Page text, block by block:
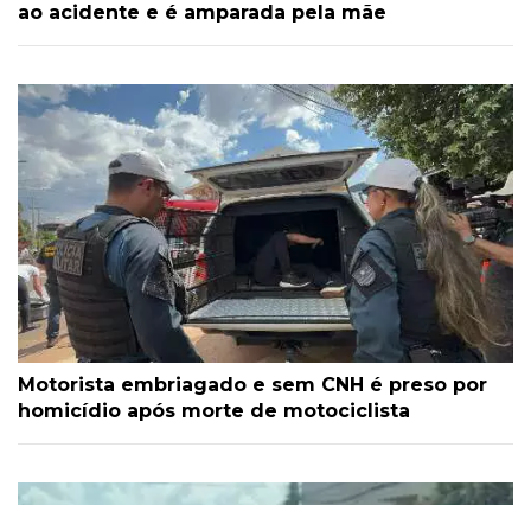
ao acidente e é amparada pela mãe
Motorista embriagado e sem CNH é preso por
homicídio após morte de motociclista